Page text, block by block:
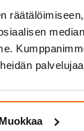
Muokkaa